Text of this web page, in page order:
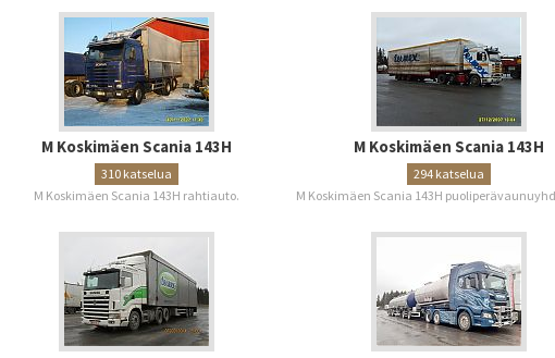
M Koskimäen Scania 143H
310 katselua
M Koskimäen Scania 143H rahtiauto.
M Koskimäen Scania 143H
294 katselua
M Koskimäen Scania 143H